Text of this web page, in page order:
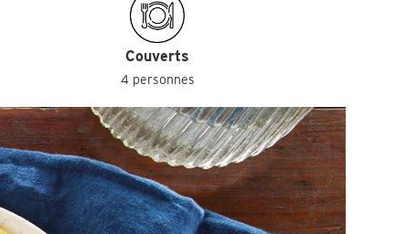
Couverts
4 personnes